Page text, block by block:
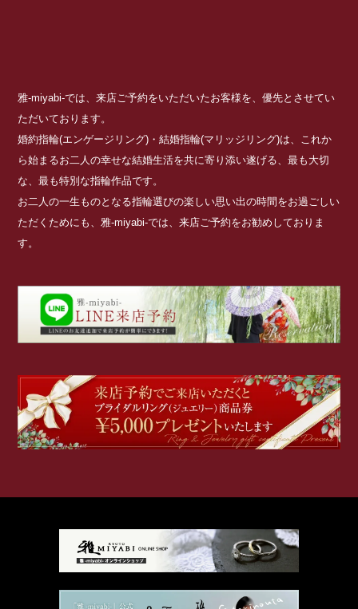
雅-miyabi-では、来店ご予約をいただいたお客様を、優先とさせてい
ただいております。
婚約指輪(エンゲージリング)・結婚指輪(マリッジリング)は、これか
ら始まるお二人の幸せな結婚生活を共に寄り添い遂げる、最も大切
な、最も特別な指輪作品です。
お二人の一生ものとなる指輪選びの楽しい思い出の時間をお過ごしい
ただくためにも、雅-miyabi-では、来店ご予約をお勧めしておりま
す。